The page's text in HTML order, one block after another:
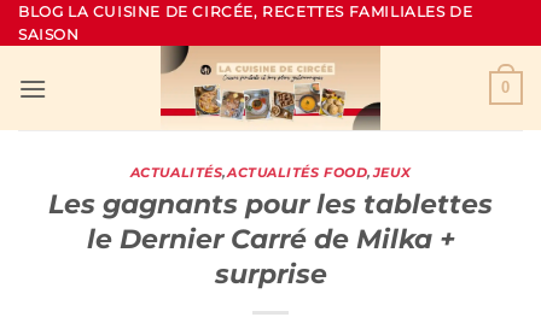
Passer
au
BLOG LA CUISINE DE CIRCÉE, RECETTES FAMILIALES DE
SAISON
0
ACTUALITÉS,ACTUALITÉS FOOD,JEUX
Les gagnants pour les tablettes
le Dernier Carré de Milka +
surprise